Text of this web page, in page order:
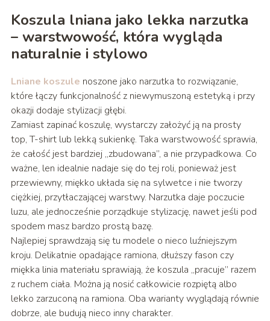
Koszula lniana jako lekka narzutka
– warstwowość, która wygląda
naturalnie i stylowo
Lniane koszule noszone jako narzutka to rozwiązanie,
które łączy funkcjonalność z niewymuszoną estetyką i przy
okazji dodaje stylizacji głębi.
Zamiast zapinać koszulę, wystarczy założyć ją na prosty
top, T-shirt lub lekką sukienkę. Taka warstwowość sprawia,
że całość jest bardziej „zbudowana”, a nie przypadkowa. Co
ważne, len idealnie nadaje się do tej roli, ponieważ jest
przewiewny, miękko układa się na sylwetce i nie tworzy
ciężkiej, przytłaczającej warstwy. Narzutka daje poczucie
luzu, ale jednocześnie porządkuje stylizację, nawet jeśli pod
spodem masz bardzo prostą bazę.
Najlepiej sprawdzają się tu modele o nieco luźniejszym
kroju. Delikatnie opadające ramiona, dłuższy fason czy
miękka linia materiału sprawiają, że koszula „pracuje” razem
z ruchem ciała. Można ją nosić całkowicie rozpiętą albo
lekko zarzuconą na ramiona. Oba warianty wyglądają równie
dobrze, ale budują nieco inny charakter.